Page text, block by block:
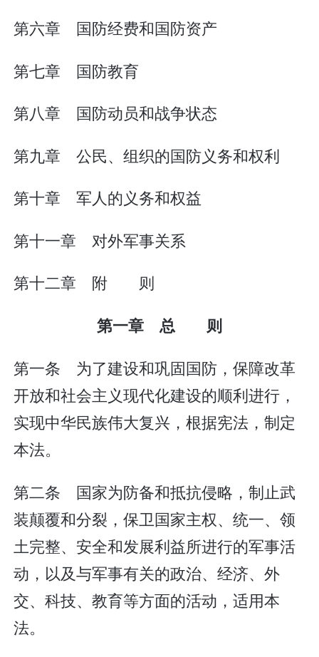
第六章 国防经费和国防资产
第七章 国防教育
第八章 国防动员和战争状态
第九章 公民、组织的国防义务和权利
第十章 军人的义务和权益
第十一章 对外军事关系
第十二章 附 则
第一章 总 则
第一条 为了建设和巩固国防，保障改革
开放和社会主义现代化建设的顺利进行，
实现中华民族伟大复兴，根据宪法，制定
本法。
第二条 国家为防备和抵抗侵略，制止武
装颠覆和分裂，保卫国家主权、统一、领
土完整、安全和发展利益所进行的军事活
动，以及与军事有关的政治、经济、外
交、科技、教育等方面的活动，适用本
法。